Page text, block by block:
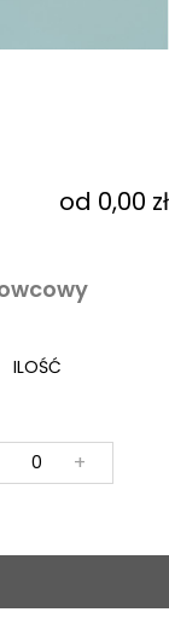
od 0,00 zł
ILOŚĆ
+